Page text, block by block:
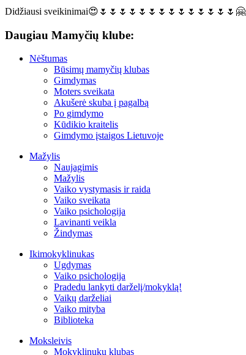
Didžiausi sveikinimai😍🌷🌷🌷🌷🌷🌷🌷🌷🌷🌷🌷🌷🌷🌷🤗
Daugiau Mamyčių klube:
Nėštumas
Būsimų mamyčių klubas
Gimdymas
Moters sveikata
Akušerė skuba į pagalbą
Po gimdymo
Kūdikio kraitelis
Gimdymo įstaigos Lietuvoje
Mažylis
Naujagimis
Mažylis
Vaiko vystymasis ir raida
Vaiko sveikata
Vaiko psichologija
Lavinanti veikla
Žindymas
Ikimokyklinukas
Ugdymas
Vaiko psichologija
Pradedu lankyti darželį/mokyklą!
Vaikų darželiai
Vaiko mityba
Biblioteka
Moksleivis
Mokyklinukų klubas